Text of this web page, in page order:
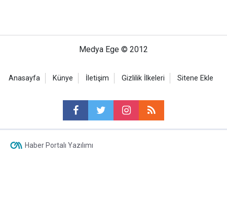
Medya Ege © 2012
Anasayfa Künye İletişim Gizlilik İlkeleri Sitene Ekle
Haber Portalı Yazılımı